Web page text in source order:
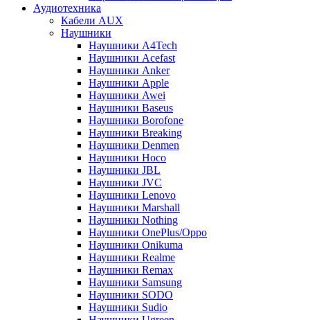
Аудиотехника
Кабели AUX
Наушники
Наушники A4Tech
Наушники Acefast
Наушники Anker
Наушники Apple
Наушники Awei
Наушники Baseus
Наушники Borofone
Наушники Breaking
Наушники Denmen
Наушники Hoco
Наушники JBL
Наушники JVC
Наушники Lenovo
Наушники Marshall
Наушники Nothing
Наушники OnePlus/Oppo
Наушники Onikuma
Наушники Realme
Наушники Remax
Наушники Samsung
Наушники SODO
Наушники Sudio